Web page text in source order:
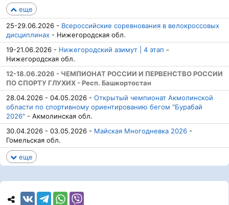
еще
25-29.06.2026 - Всероссийские соревнования в велокроссовых
дисциплинах - Нижегородская обл.
19-21.06.2026 - Нижегородский азимут | 4 этап -
Нижегородская обл.
12-18.06.2026 - ЧЕМПИОНАТ РОССИИ И ПЕРВЕНСТВО РОССИИ
ПО СПОРТУ ГЛУХИХ - Респ. Башкортостан
28.04.2026 - 04.05.2026 - Открытый чемпионат Акмолинской
области по спортивному ориентированию бегом "Бурабай
2026" - Акмолинская обл.
30.04.2026 - 03.05.2026 - Майская Многодневка 2026 -
Гомельская обл.
еще